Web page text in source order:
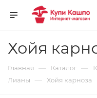
Хойя
Главная — Каталог —
Лианы — Хойя карноза